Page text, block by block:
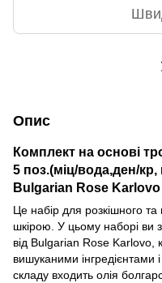
Опис
Комплект на основі
5 поз.(міц/вода,ден/
Bulgarian Rose Karlovo
Це набір для розкішного
шкірою. У цьому наборі ви
від Bulgarian Rose Karlovo,
вишуканими
складу входить олія